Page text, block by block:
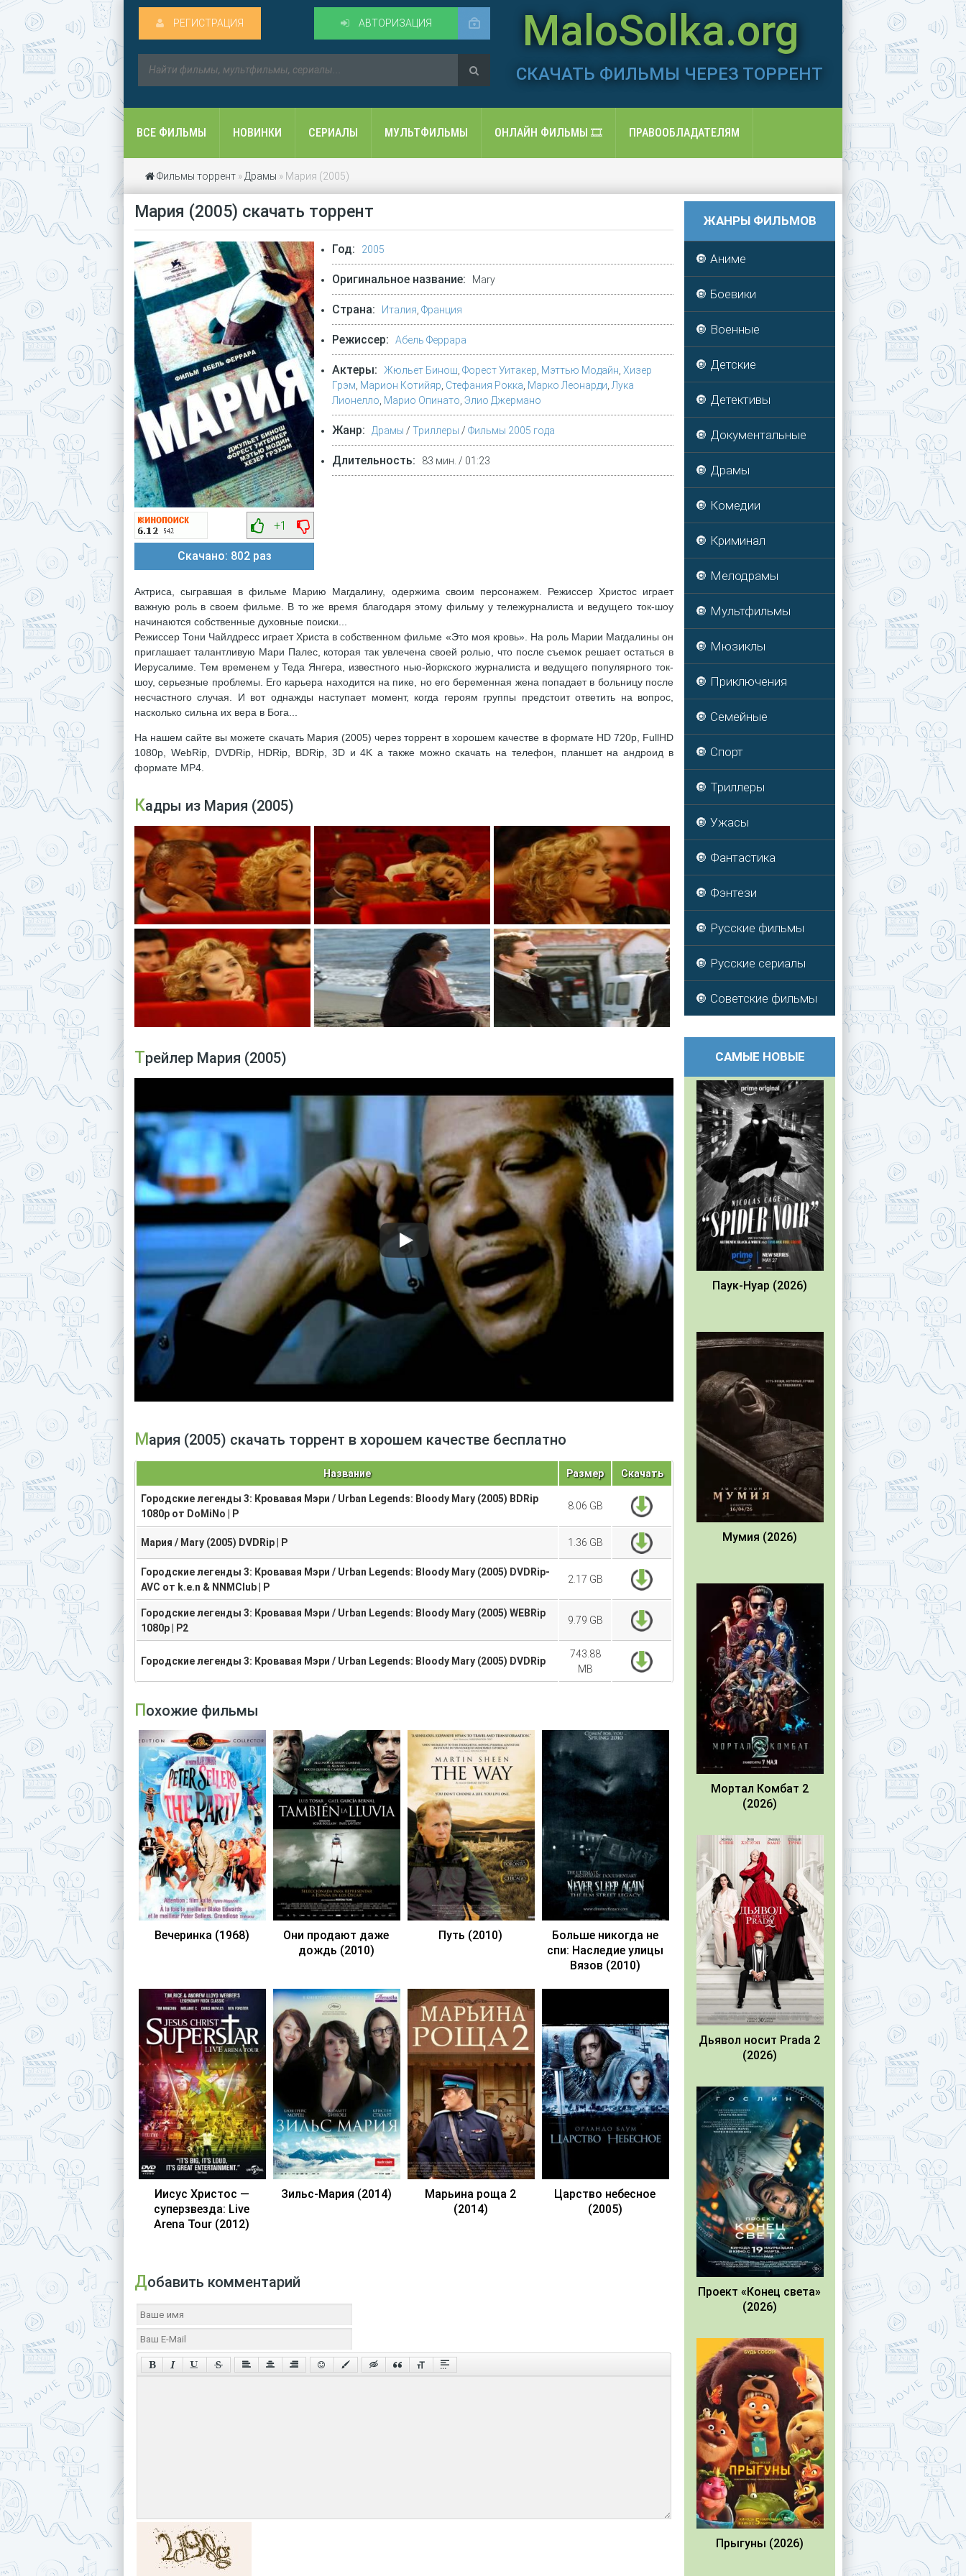
MaloSolka.org
СКАЧАТЬ ФИЛЬМЫ ЧЕРЕЗ ТОРРЕНТ
АВТОРИЗАЦИЯ
РЕГИСТРАЦИЯ
ВСЕ ФИЛЬМЫ НОВИНКИ СЕРИАЛЫ МУЛЬТФИЛЬМЫ ОНЛАЙН ФИЛЬМЫ 🎞️ ПРАВООБЛАДАТЕЛЯМ
Фильмы торрент » Драмы » Мария (2005)
ЖАНРЫ ФИЛЬМОВ
🔘 Аниме
🔘 Боевики
🔘 Военные
🔘 Детские
🔘 Детективы
🔘 Документальные
🔘 Драмы
🔘 Комедии
🔘 Криминал
🔘 Мелодрамы
🔘 Мультфильмы
🔘 Мюзиклы
🔘 Приключения
🔘 Семейные
🔘 Спорт
🔘 Триллеры
🔘 Ужасы
🔘 Фантастика
🔘 Фэнтези
🔘 Русские фильмы
🔘 Русские сериалы
🔘 Советские фильмы
САМЫЕ НОВЫЕ
Паук-Нуар (2026)
Мумия (2026)
Мортал Комбат 2
(2026)
Дьявол носит Prada 2
(2026)
Проект «Конец света»
(2026)
Прыгуны (2026)
Мария (2005) скачать торрент
+1
Скачано: 802 раз
Год: 2005
Оригинальное название: Mary
Страна: Италия, Франция
Режиссер: Абель Феррара
Актеры: Жюльет Бинош, Форест Уитакер, Мэттью Модайн, Хизер
Грэм, Марион Котийяр, Стефания Рокка, Марко Леонарди, Лука
Лионелло, Марио Опинато, Элио Джермано
Жанр: Драмы / Триллеры / Фильмы 2005 года
Длительность: 83 мин. / 01:23
Актриса, сыгравшая в фильме Марию Магдалину, одержима своим персонажем. Режиссер Христос играет
важную роль в своем фильме. В то же время благодаря этому фильму у тележурналиста и ведущего ток-шоу
начинаются собственные духовные поиски...
Режиссер Тони Чайлдресс играет Христа в собственном фильме «Это моя кровь». На роль Марии Магдалины он
приглашает талантливую Мари Палес, которая так увлечена своей ролью, что после съемок решает остаться в
Иерусалиме. Тем временем у Теда Янгера, известного нью-йоркского журналиста и ведущего популярного ток-
шоу, серьезные проблемы. Его карьера находится на пике, но его беременная жена попадает в больницу после
несчастного случая. И вот однажды наступает момент, когда героям группы предстоит ответить на вопрос,
насколько сильна их вера в Бога...
На нашем сайте вы можете скачать Мария (2005) через торрент в хорошем качестве в формате HD 720p, FullHD
1080p, WebRip, DVDRip, HDRip, BDRip, 3D и 4K а также можно скачать на телефон, планшет на андроид в
формате MP4.
Кадры из Мария (2005)
Трейлер Мария (2005)
Мария (2005) скачать торрент в хорошем качестве бесплатно
Название Размер Скачать
Городские легенды 3: Кровавая Мэри / Urban Legends: Bloody Mary (2005) BDRip
1080p от DoMiNo | P
8.06 GB
Мария / Mary (2005) DVDRip | P 1.36 GB
Городские легенды 3: Кровавая Мэри / Urban Legends: Bloody Mary (2005) DVDRip-
AVC от k.e.n & NNMClub | P
2.17 GB
Городские легенды 3: Кровавая Мэри / Urban Legends: Bloody Mary (2005) WEBRip
1080p | P2
9.79 GB
Городские легенды 3: Кровавая Мэри / Urban Legends: Bloody Mary (2005) DVDRip
743.88
MB
Похожие фильмы
Вечеринка (1968)
Они продают даже
дождь (2010)
Путь (2010)
Больше никогда не
спи: Наследие улицы
Вязов (2010)
Иисус Христос —
суперзвезда: Live
Arena Tour (2012)
Зильс-Мария (2014)
Марьина роща 2
(2014)
Царство небесное
(2005)
Добавить комментарий